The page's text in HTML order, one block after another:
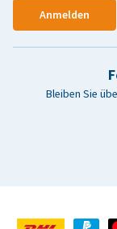
Anmelden
Bleiben Sie